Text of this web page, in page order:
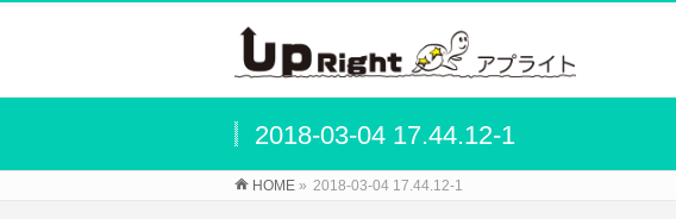
2018-03-04 17.44.12-1
HOME » 2018-03-04 17.44.12-1